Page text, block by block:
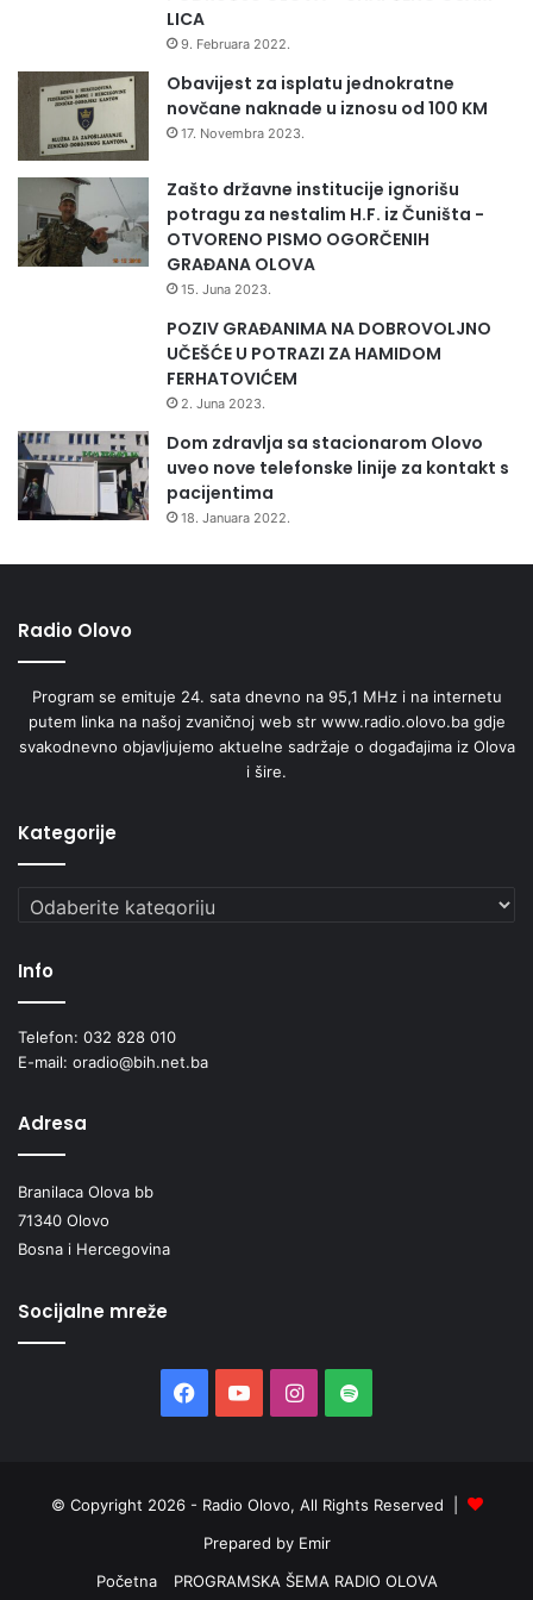
LICA
9. Februara 2022.
Obavijest za isplatu jednokratne
novčane naknade u iznosu od 100 KM
17. Novembra 2023.
Zašto državne institucije ignorišu
potragu za nestalim H.F. iz Čuništa -
OTVORENO PISMO OGORČENIH
GRAĐANA OLOVA
15. Juna 2023.
POZIV GRAĐANIMA NA DOBROVOLJNO
UČEŠĆE U POTRAZI ZA HAMIDOM
FERHATOVIĆEM
2. Juna 2023.
Dom zdravlja sa stacionarom Olovo
uveo nove telefonske linije za kontakt s
pacijentima
18. Januara 2022.
Radio Olovo
Program se emituje 24. sata dnevno na 95,1 MHz i na internetu
putem linka na našoj zvaničnoj web str www.radio.olovo.ba gdje
svakodnevno objavljujemo aktuelne sadržaje o događajima iz Olova
i šire.
Kategorije
Kategorije
Info
Telefon: 032 828 010
E-mail: oradio@bih.net.ba
Adresa
Branilaca Olova bb
71340 Olovo
Bosna i Hercegovina
Socijalne mreže
Facebook
YouTubeInstagram
Spotify
© Copyright 2026 - Radio Olovo, All Rights Reserved |
Prepared by Emir
Početna
PROGRAMSKA ŠEMA RADIO OLOVA